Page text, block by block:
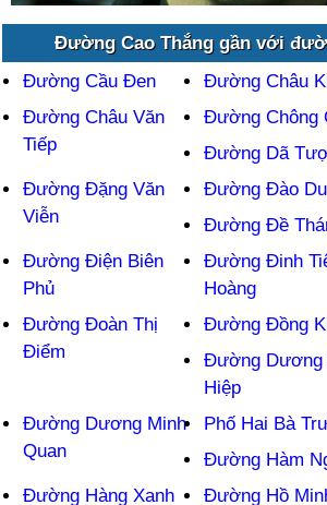
Đường Cao Thắng gần với
Đường Cầu Đen
Đường Châu
Đường Châu Văn
Tiếp
Đường Chông
Đường Dã
Đường Đặng Văn
Viễn
Đường Đào
Đường Đề
Đường Điện Biên
Phủ
Đường Đinh
Hoàng
Đường Đoàn Thị
Điểm
Đường Đồng
Đường Dương
Hiệp
Đường Dương Minh
Quan
Phố Hai Bà
Đường Hàm
Đường Hàng Xanh
Đường Hồ